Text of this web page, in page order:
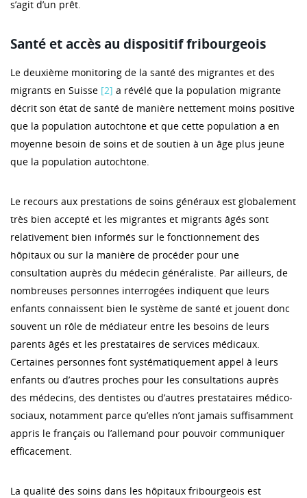
s’agit d’un prêt.
Santé et accès au dispositif fribourgeois
Le deuxième monitoring de la santé des migrantes et des
migrants en Suisse [2] a révélé que la population migrante
décrit son état de santé de manière nettement moins positive
que la population autochtone et que cette population a en
moyenne besoin de soins et de soutien à un âge plus jeune
que la population autochtone.
Le recours aux prestations de soins généraux est globalement
très bien accepté et les migrantes et migrants âgés sont
relativement bien informés sur le fonctionnement des
hôpitaux ou sur la manière de procéder pour une
consultation auprès du médecin généraliste. Par ailleurs, de
nombreuses personnes interrogées indiquent que leurs
enfants connaissent bien le système de santé et jouent donc
souvent un rôle de médiateur entre les besoins de leurs
parents âgés et les prestataires de services médicaux.
Certaines personnes font systématiquement appel à leurs
enfants ou d’autres proches pour les consultations auprès
des médecins, des dentistes ou d’autres prestataires médico-
sociaux, notamment parce qu’elles n’ont jamais suffisamment
appris le français ou l’allemand pour pouvoir communiquer
efficacement.
La qualité des soins dans les hôpitaux fribourgeois est